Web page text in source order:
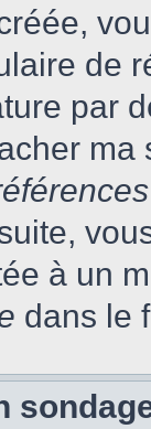
de
par
à un
dans le